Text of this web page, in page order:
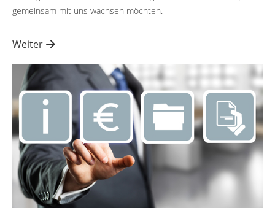
gemeinsam mit uns wachsen möchten.
Weiter